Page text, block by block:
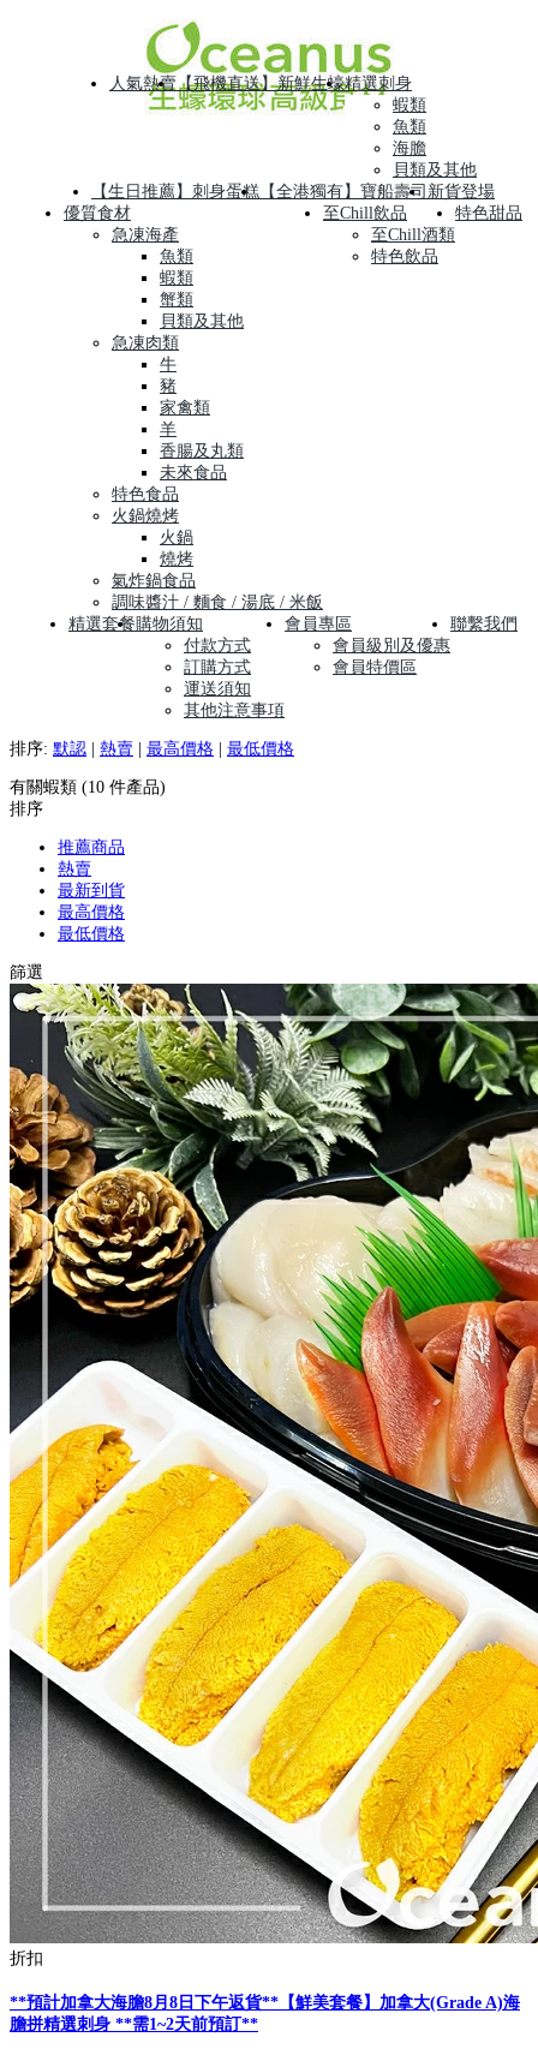
人氣熱賣【飛機直送】新鮮生蠔精選刺身
蝦類
魚類
海膽
貝類及其他
【生日推薦】刺身蛋糕 【全港獨有】寶船壽司 新貨登場
優質食材
急凍海產
魚類
蝦類
蟹類
貝類及其他
急凍肉類
牛
豬
家禽類
羊
香腸及丸類
未來食品
特色食品
火鍋燒烤
火鍋
燒烤
氣炸鍋食品
調味醬汁 / 麵食 / 湯底 / 米飯
至Chill飲品
至Chill酒類
特色飲品
特色甜品
精選套餐購物須知
付款方式
訂購方式
運送須知
其他注意事項
會員專區
會員級別及優惠
會員特價區
聯繫我們
排序: 默認 熱賣 最高價格 最低價格
有關蝦類 (10 件產品)
排序
推薦商品
熱賣
最新到貨
最高價格
最低價格
篩選
折扣
**預計加拿大海膽8月8日下午返貨**【鮮美套餐】加拿大(Grade A)海
膽拼精選刺身 **需1~2天前預訂**